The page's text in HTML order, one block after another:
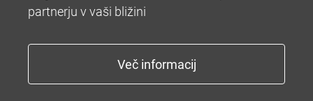
KONEC Z NADLEŽNIM
partnerju v vaši bližini